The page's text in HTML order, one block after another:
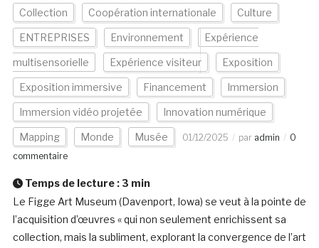
Collection Coopération internationale Culture
ENTREPRISES Environnement Expérience
multisensorielle Expérience visiteur Exposition
Exposition immersive Financement Immersion
Immersion vidéo projetée Innovation numérique
Mapping Monde Musée 01/12/2025 par admin
0
commentaire
Temps de lecture : 3 min
Le Figge Art Museum (Davenport, Iowa) se veut à la pointe de
l’acquisition d’œuvres « qui non seulement enrichissent sa
collection, mais la subliment, explorant la convergence de l’art